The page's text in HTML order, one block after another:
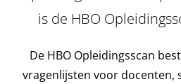
is de HBO
De HBO Opleidingsscan
vragenlijsten voor docenten,